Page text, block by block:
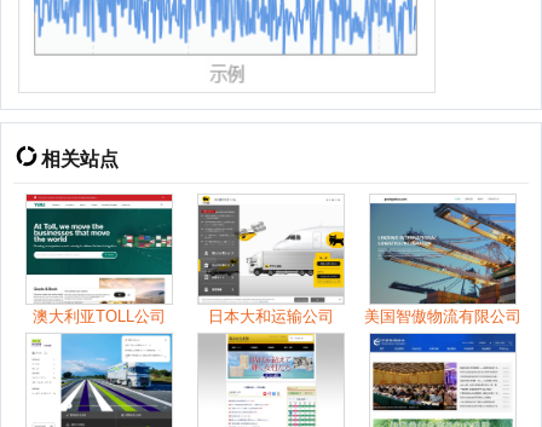
相关站点
澳大利亚TOLL公司 日本大和运输公司 美国智傲物流有限公司